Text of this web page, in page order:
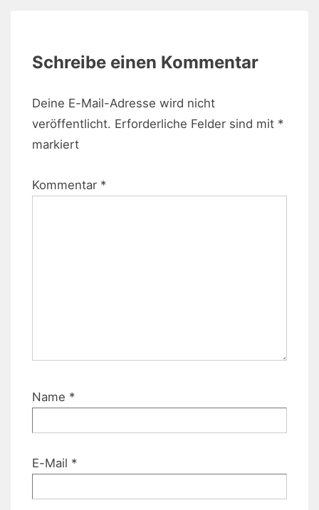
Schreibe einen Kommentar
Deine E-Mail-Adresse wird nicht
veröffentlicht. Erforderliche Felder sind mit *
markiert
Kommentar *
Name *
E-Mail *